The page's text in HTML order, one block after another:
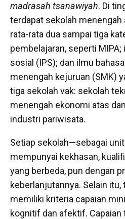
madrasah tsanawiyah. Di
terdapat sekolah menengah
rata-rata dua sampai tiga
pembelajaran, seperti
sosial (IPS); dan ilmu
menengah kejuruan (SMK)
tiga sekolah vak: sekolah
menengah ekonomi atas
industri pariwisata.
Setiap sekolah—sebagai
mempunyai kekhasan,
yang berbeda, pun dengan
keberlanjutannya. Selain
memiliki kriteria capaian
kognitif dan afektif.